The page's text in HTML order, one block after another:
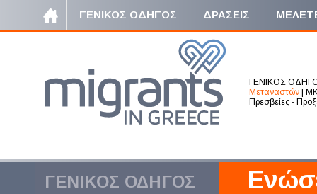
ΓΕΝΙΚΟΣ ΟΔΗΓΟΣ ΔΡΑΣΕΙΣ
ΓΕΝΙΚΟΣ
Μεταναστών
Πρεσβείες -
ΓΕΝΙΚΟΣ ΟΔΗΓΟΣ